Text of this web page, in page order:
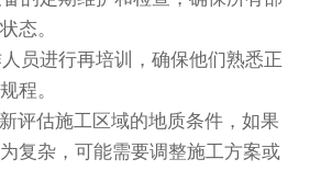
态。
员进行再培训，确保他们熟悉正
程。
评估施工区域的地质条件，如果
复杂，可能需要调整施工方案或